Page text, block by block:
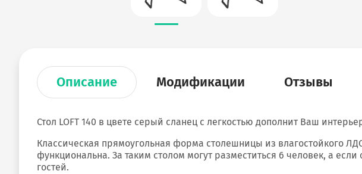
Описание Модификации Отзывы
Стол LOFT 140 в цвете серый сланец с легкостью дополнит Ваш
Классическая прямоугольная форма столешницы из влагостойкого
функциональна. За таким столом могут разместиться 6 человек, а
гостей.